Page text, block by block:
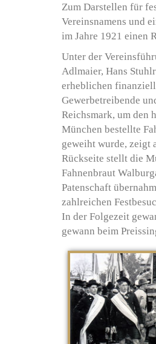
Zum Darstellen für
Vereinsnamens und
im Jahre 1921 einen
Unter der
Adlmaier, Hans
erheblichen
Gewerbetreibende
Reichsmark, um den
München bestellte
geweiht wurde, zeigt
Rückseite stellt die
Fahnenbraut
Patenschaft
zahlreichen
In der Folgezeit
gewann beim